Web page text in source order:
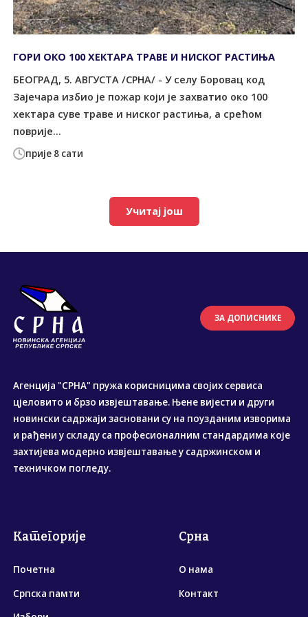
прије 8 сати
ГОРИ ОКО 100 ХЕКТАРА ТРАВЕ И НИСКОГ РАСТИЊА
БЕОГРАД, 5. АВГУСТА /СРНА/ - У селу Боровац код
Зајечара избио је пожар који је захватио око 100
хектара суве траве и ниског растиња, а срећом
поврије...
Учитај још
ЗА ДОПИСНИКЕ
Агенција "СРНА" пружа корисницима својих сервиса
цјеловито и брзо извјештавање. Њене вијести и други
новински садржаји засновани су на поузданим изворима
и рађени у складу са професионалним стандардима које
захтијева модерно извјештавање у садржинском и
техничком погледу.
Категорије
Почетна
Српска памти
Срна
О нама
Контакт